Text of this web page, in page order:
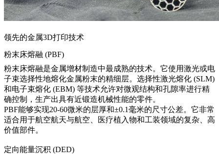
领先的金属3D打印技术
粉末床熔融 (PBF)
粉末床熔融是金属增材制造中最成熟的技术。它使用激光或电
子束选择性地熔化金属粉末的精细层。 选择性激光熔化 (SLM)
和电子束熔化 (EBM) 等技术允许对微观结构和孔隙率进行精
确控制，生产出具有近锻造机械性能的零件。
PBF能够实现20-60微米的层厚和±0.1毫米的尺寸公差。它非常
适合用于航空航天与航空 、医疗植入物和工装领域的复杂、高
价值部件。
定向能量沉积 (DED)